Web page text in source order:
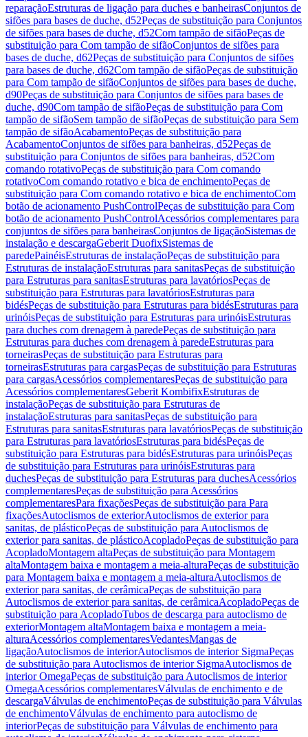
reparaçãoEstruturas de ligação para duches e banheirasConjuntos de
sifões para bases de duche, d52Peças de substituição para Conjuntos
de sifões para bases de duche, d52Com tampão de sifãoPeças de
substituição para Com tampão de sifãoConjuntos de sifões para
bases de duche, d62Peças de substituição para Conjuntos de sifões
para bases de duche, d62Com tampão de sifãoPeças de substituição
para Com tampão de sifãoConjuntos de sifões para bases de duche,
d90Peças de substituição para Conjuntos de sifões para bases de
duche, d90Com tampão de sifãoPeças de substituição para Com
tampão de sifãoSem tampão de sifãoPeças de substituição para Sem
tampão de sifãoAcabamentoPeças de substituição para
AcabamentoConjuntos de sifões para banheiras, d52Peças de
substituição para Conjuntos de sifões para banheiras, d52Com
comando rotativoPeças de substituição para Com comando
rotativoCom comando rotativo e bica de enchimentoPeças de
substituição para Com comando rotativo e bica de enchimentoCom
botão de acionamento PushControlPeças de substituição para Com
botão de acionamento PushControlAcessórios complementares para
conjuntos de sifões para banheirasConjuntos de ligaçãoSistemas de
instalação e descargaGeberit DuofixSistemas de
paredePainéisEstruturas de instalaçãoPeças de substituição para
Estruturas de instalaçãoEstruturas para sanitasPeças de substituição
para Estruturas para sanitasEstruturas para lavatóriosPeças de
substituição para Estruturas para lavatóriosEstruturas para
bidésPeças de substituição para Estruturas para bidésEstruturas para
urinóisPeças de substituição para Estruturas para urinóisEstruturas
para duches com drenagem à paredePeças de substituição para
Estruturas para duches com drenagem à paredeEstruturas para
torneirasPeças de substituição para Estruturas para
torneirasEstruturas para cargasPeças de substituição para Estruturas
para cargasAcessórios complementaresPeças de substituição para
Acessórios complementaresGeberit KombifixEstruturas de
instalaçãoPeças de substituição para Estruturas de
instalaçãoEstruturas para sanitasPeças de substituição para
Estruturas para sanitasEstruturas para lavatóriosPeças de substituição
para Estruturas para lavatóriosEstruturas para bidésPeças de
substituição para Estruturas para bidésEstruturas para urinóisPeças
de substituição para Estruturas para urinóisEstruturas para
duchesPeças de substituição para Estruturas para duchesAcessórios
complementaresPeças de substituição para Acessórios
complementaresPara fixaçõesPeças de substituição para Para
fixaçõesAutoclismos de exteriorAutoclismos de exterior para
sanitas, de plásticoPeças de substituição para Autoclismos de
exterior para sanitas, de plásticoAcopladoPeças de substituição para
AcopladoMontagem altaPeças de substituição para Montagem
altaMontagem baixa e montagem a meia-alturaPeças de substituição
para Montagem baixa e montagem a meia-alturaAutoclismos de
exterior para sanitas, de cerâmicaPeças de substituição para
Autoclismos de exterior para sanitas, de cerâmicaAcopladoPeças de
substituição para AcopladoTubos de descarga para autoclismo de
exteriorMontagem altaMontagem baixa e montagem a meia-
alturaAcessórios complementaresVedantesMangas de
ligaçãoAutoclismos de interiorAutoclismos de interior SigmaPeças
de substituição para Autoclismos de interior SigmaAutoclismos de
interior OmegaPeças de substituição para Autoclismos de interior
OmegaAcessórios complementaresVálvulas de enchimento e de
descargaVálvulas de enchimentoPeças de substituição para Válvulas
de enchimentoVálvulas de enchimento para autoclismo de
interiorPeças de substituição para Válvulas de enchimento para